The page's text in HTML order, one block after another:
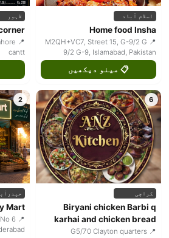
اسلام آباد
Home food Insha
📍 M2QH+VC7, Street 15, G-9/2 G
9/2 G-9, Islamabad, Pakistan
📋 مینو دیکھیں
لاہور
cantt
6
کراچی
Biryani chicken Barbi q
karhai and chicken bread
📍 G5/70 Clayton quarters
2
Mart
No 6